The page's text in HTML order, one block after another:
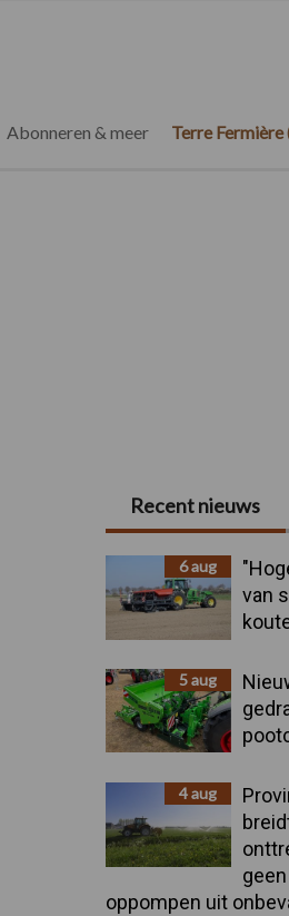
Abonneren & meer Terre Fermière
Primaire
Sidebar
Recent nieuws
6 aug
van
5 aug
4 aug
oppompen uit